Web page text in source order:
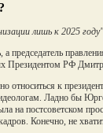
лишь к 2025
председатель
Президентом РФ
к
Ладно бы
на постсоветском
Конечно, не